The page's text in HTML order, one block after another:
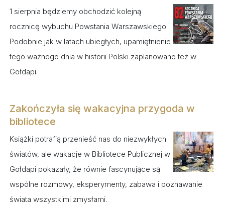
1 sierpnia będziemy obchodzić kolejną
rocznicę wybuchu Powstania Warszawskiego.
Podobnie jak w latach ubiegłych, upamiętnienie
tego ważnego dnia w historii Polski zaplanowano też w
Gołdapi.
Zakończyła się wakacyjna przygoda w
bibliotece
Książki potrafią przenieść nas do niezwykłych
światów, ale wakacje w Bibliotece Publicznej w
Gołdapi pokazały, że równie fascynujące są
wspólne rozmowy, eksperymenty, zabawa i poznawanie
świata wszystkimi zmysłami.